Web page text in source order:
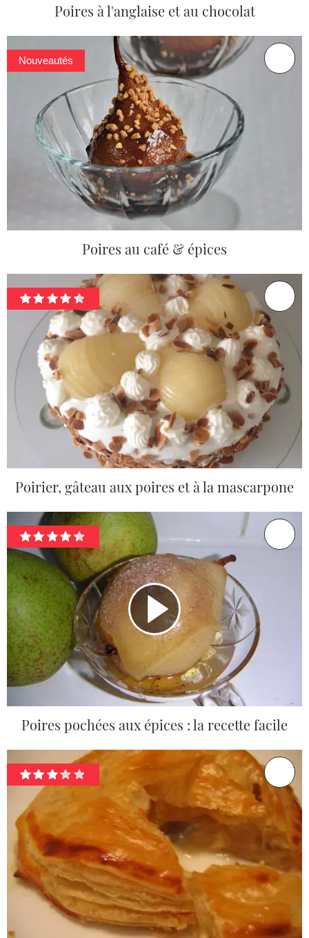
Poires à l'anglaise et au chocolat
Nouveautés
Poires au café & épices
Poirier, gâteau aux poires et à la mascarpone
Poires pochées aux épices : la recette facile